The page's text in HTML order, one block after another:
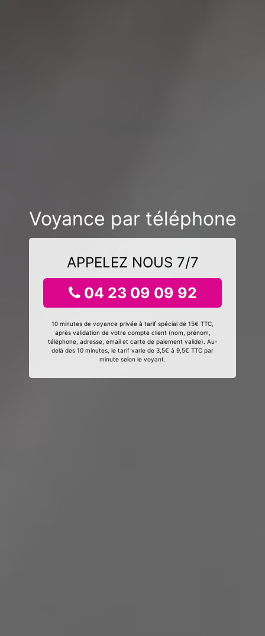
Voyance par téléphone
APPELEZ NOUS 7/7
04 23 09 09 92
10 minutes de voyance privée à tarif spécial de 15€ TTC,
après validation de votre compte client (nom, prénom,
téléphone, adresse, email et carte de paiement valide). Au-
delà des 10 minutes, le tarif varie de 3,5€ à 9,5€ TTC par
minute selon le voyant.